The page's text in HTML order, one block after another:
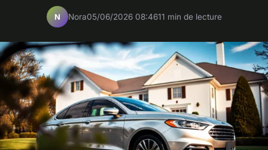
N Nora05/06/2026 08:4611 min de lecture